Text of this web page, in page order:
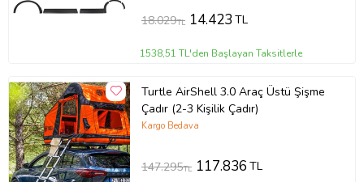
18.029TL 14.423TL
1538,51 TL'den Başlayan Taksitlerle
Turtle AirShell 3.0 Araç Üstü Şişme
Çadır (2-3 Kişilik Çadır)
Kargo Bedava
147.295TL 117.836TL